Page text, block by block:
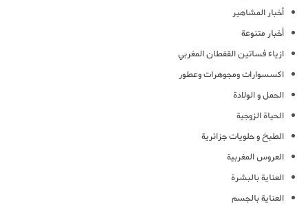
أخبار المشاهير
أخبار متنوعة
ازياء فساتين القفطان المغربي
اكسسوارات ومجوهرات وعطور
الحمل و الولادة
الحياة الزوجية
الطبخ و حلويات جزائرية
العروس المغربية
العناية بالبشرة
العناية بالجسم